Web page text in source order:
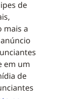
de
mais a
em um
de